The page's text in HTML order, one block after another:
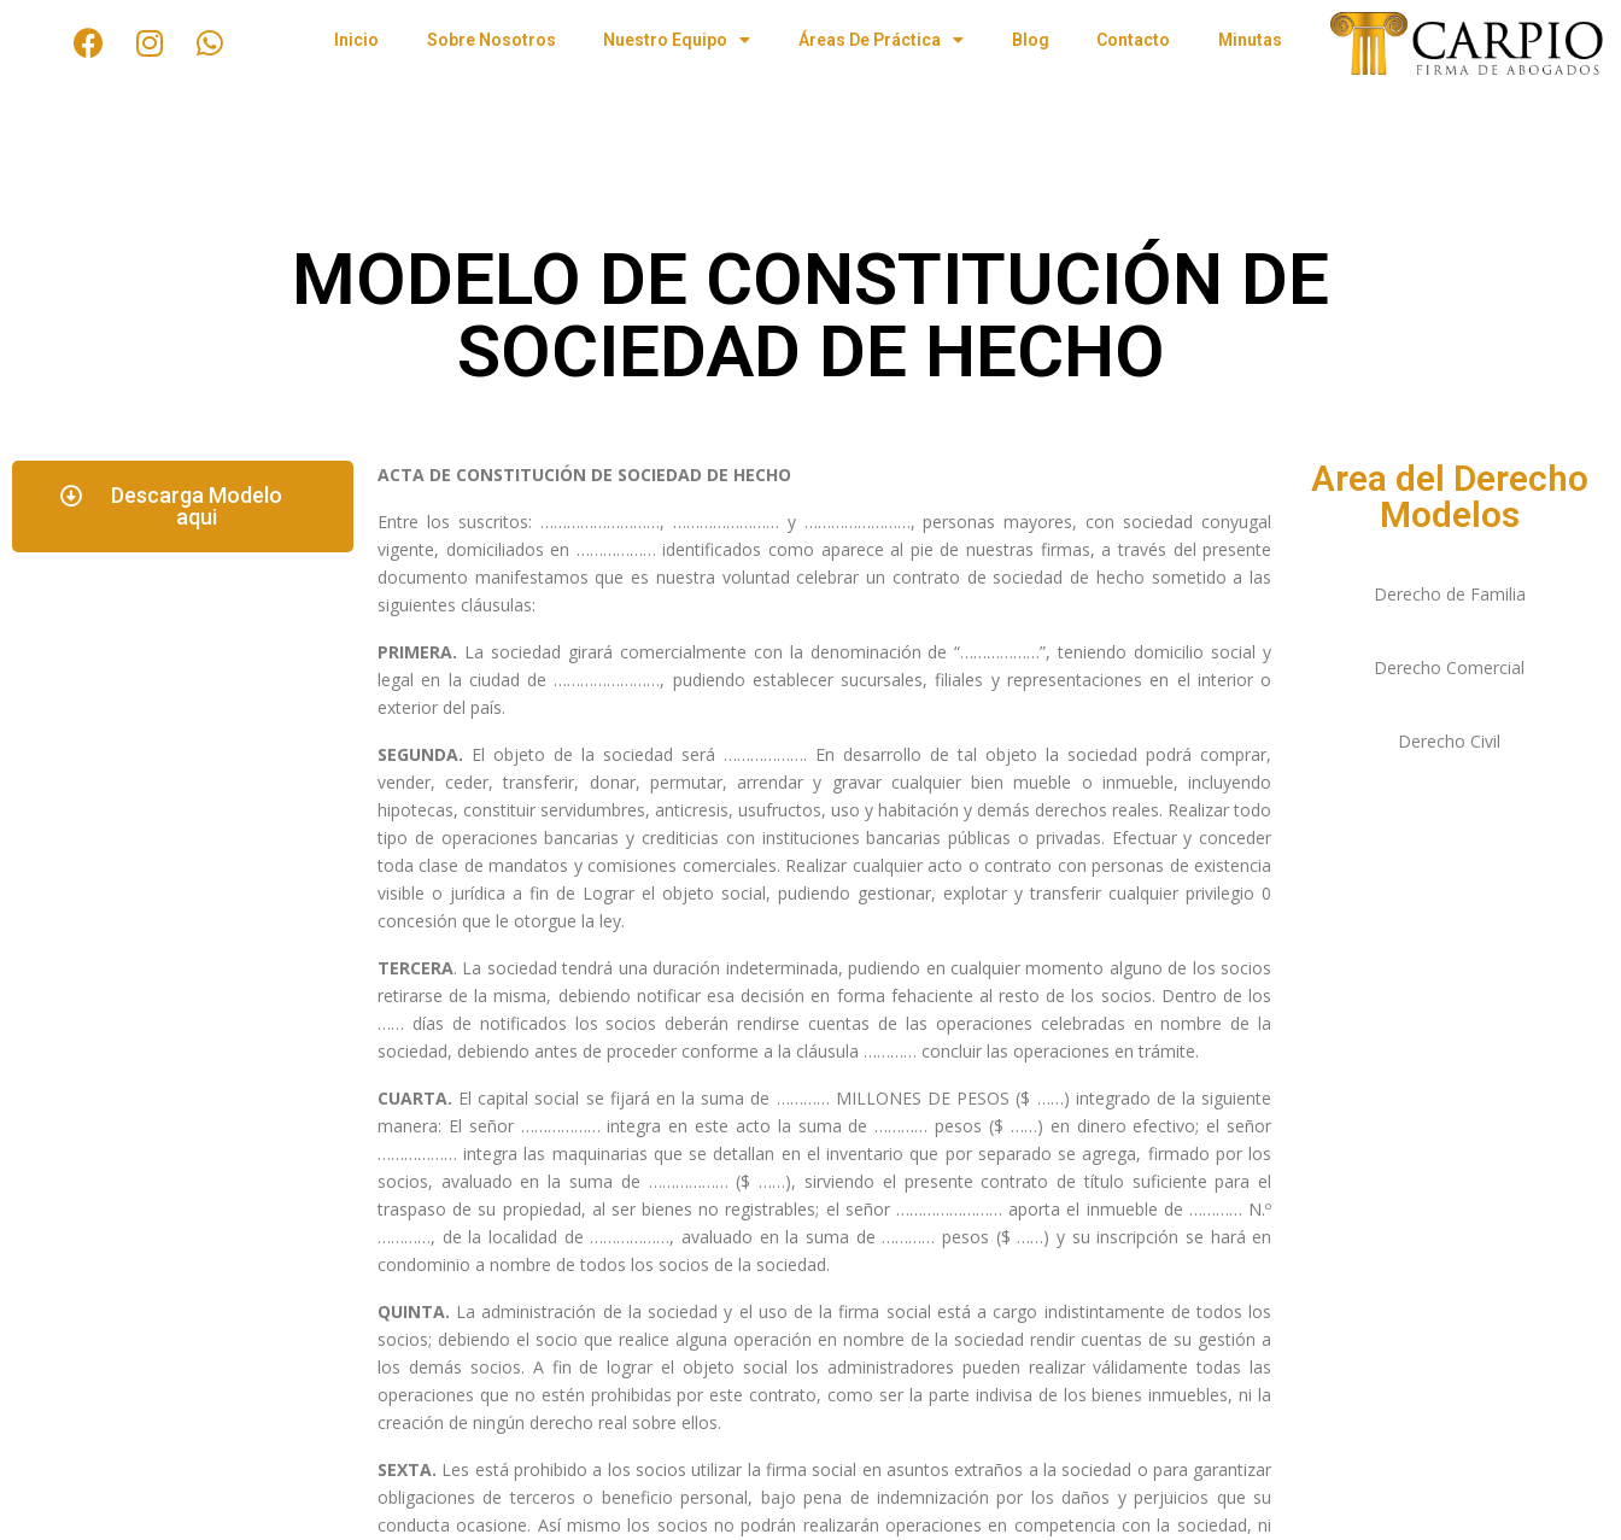
Inicio Sobre Nosotros Nuestro Equipo Áreas De Práctica Blog Contacto Minutas
MODELO DE CONSTITUCIÓN DE
SOCIEDAD DE HECHO
Descarga Modelo
aqui
ACTA DE CONSTITUCIÓN DE SOCIEDAD DE HECHO
Entre los suscritos: ………………………, …………………… y ……………………, personas mayores, con sociedad conyugal
vigente, domiciliados en ……………… identificados como aparece al pie de nuestras firmas, a través del presente
documento manifestamos que es nuestra voluntad celebrar un contrato de sociedad de hecho sometido a las
siguientes cláusulas:
PRIMERA. La sociedad girará comercialmente con la denominación de “………………”, teniendo domicilio social y
legal en la ciudad de ……………………, pudiendo establecer sucursales, filiales y representaciones en el interior o
exterior del país.
SEGUNDA. El objeto de la sociedad será ………………. En desarrollo de tal objeto la sociedad podrá comprar,
vender, ceder, transferir, donar, permutar, arrendar y gravar cualquier bien mueble o inmueble, incluyendo
hipotecas, constituir servidumbres, anticresis, usufructos, uso y habitación y demás derechos reales. Realizar todo
tipo de operaciones bancarias y crediticias con instituciones bancarias públicas o privadas. Efectuar y conceder
toda clase de mandatos y comisiones comerciales. Realizar cualquier acto o contrato con personas de existencia
visible o jurídica a fin de Lograr el objeto social, pudiendo gestionar, explotar y transferir cualquier privilegio 0
concesión que le otorgue la ley.
TERCERA. La sociedad tendrá una duración indeterminada, pudiendo en cualquier momento alguno de los socios
retirarse de la misma, debiendo notificar esa decisión en forma fehaciente al resto de los socios. Dentro de los
…… días de notificados los socios deberán rendirse cuentas de las operaciones celebradas en nombre de la
sociedad, debiendo antes de proceder conforme a la cláusula ………… concluir las operaciones en trámite.
CUARTA. El capital social se fijará en la suma de ………… MILLONES DE PESOS ($ ……) integrado de la siguiente
manera: El señor ……………… integra en este acto la suma de ………… pesos ($ ……) en dinero efectivo; el señor
……………… integra las maquinarias que se detallan en el inventario que por separado se agrega, firmado por los
socios, avaluado en la suma de ……………… ($ ……), sirviendo el presente contrato de título suficiente para el
traspaso de su propiedad, al ser bienes no registrables; el señor …………………… aporta el inmueble de ………… N.º
…………, de la localidad de ………………, avaluado en la suma de ………… pesos ($ ……) y su inscripción se hará en
condominio a nombre de todos los socios de la sociedad.
QUINTA. La administración de la sociedad y el uso de la firma social está a cargo indistintamente de todos los
socios; debiendo el socio que realice alguna operación en nombre de la sociedad rendir cuentas de su gestión a
los demás socios. A fin de lograr el objeto social los administradores pueden realizar válidamente todas las
operaciones que no estén prohibidas por este contrato, como ser la parte indivisa de los bienes inmuebles, ni la
creación de ningún derecho real sobre ellos.
SEXTA. Les está prohibido a los socios utilizar la firma social en asuntos extraños a la sociedad o para garantizar
obligaciones de terceros o beneficio personal, bajo pena de indemnización por los daños y perjuicios que su
conducta ocasione. Así mismo los socios no podrán realizarán operaciones en competencia con la sociedad, ni
Area del Derecho
Modelos
Derecho de Familia
Derecho Comercial
Derecho Civil